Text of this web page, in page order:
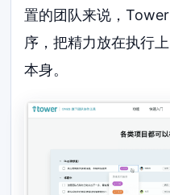
置的团队来说，
序，把精力放在执行
本身。